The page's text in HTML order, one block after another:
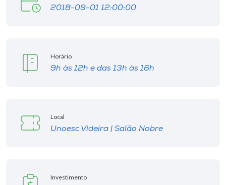
2018-09-01 12:00:00
Horário
9h às 12h e das 13h às 16h
Local
Unoesc Videira | Salão Nobre
Investimento